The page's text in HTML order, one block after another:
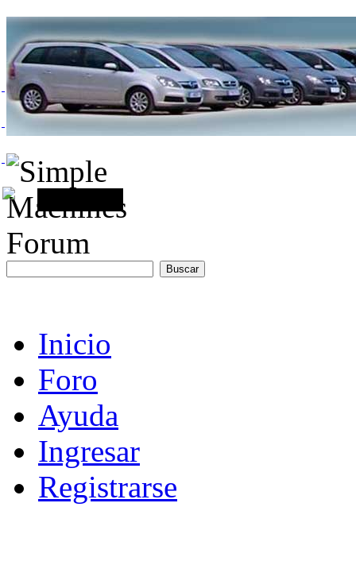
Inicio
Foro
Ayuda
Ingresar
Registrarse